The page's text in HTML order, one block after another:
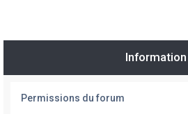
Information
Permissions du forum